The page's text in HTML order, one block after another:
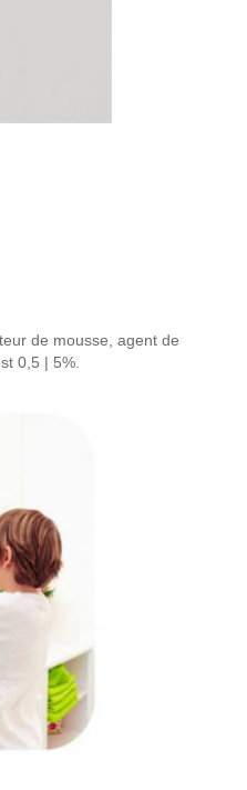
de mousse, agent de
0,5 | 5%.